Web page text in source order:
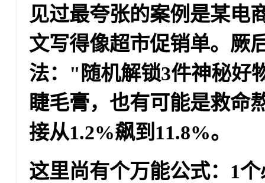
见过最夸张的案例是某电
文写得像超市促销单。厥
法："随机解锁3件神秘好
睫毛膏，也有可能是救命
接从1.2%飙到11.8%。
这里尚有个万能公式： 1